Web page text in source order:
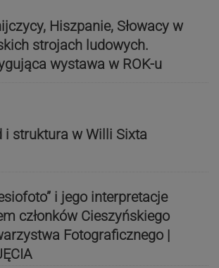
Hiszpanie, Słowacy w
strojach ludowych.
wystawa w ROK-u
i struktura w Willi Sixta
i jego interpretacje
członków Cieszyńskiego
Fotograficznego |